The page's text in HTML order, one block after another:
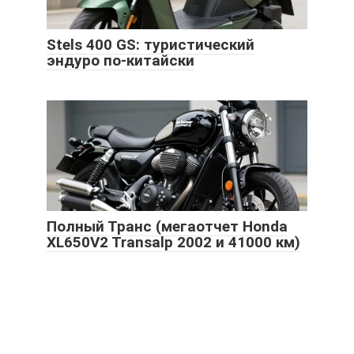
Stels 400 GS: туристический
эндуро по-китайски
Полный Транс (мегаотчет Honda
XL650V2 Transalp 2002 и 41000 км)